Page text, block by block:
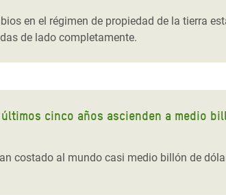
en el régimen de propiedad de la tierra
de lado completamente.
cinco años ascienden a medio
costado al mundo casi medio billón de